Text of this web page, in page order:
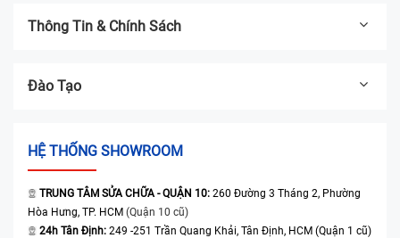
quá trình xử lý của máy trở nên quá tải, các tác vụ
cảm ứng không thể điều khiển.
gây nên tình trạng loạn cảm ứng.
Cảm ứng bị liệt đôi khi cũng xuất phát từ lỗi xung
đột phần mềm trong máy.
Thông Tin & Chính Sách
Đào Tạo
HỆ THỐNG SHOWROOM
TRUNG TÂM SỬA CHỮA - QUẬN 10: 260 Đường 3 Tháng 2, Phường
Hòa Hưng, TP. HCM (Quận 10 cũ)
24h Tân Định: 249 -251 Trần Quang Khải, Tân Định, HCM (Quận 1 cũ)